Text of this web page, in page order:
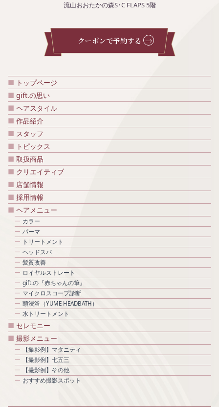
流山おおたかの森S･C FLAPS 5階
クーポンで予約する
トップページ
gift.の思い
ヘアスタイル
作品紹介
スタッフ
トピックス
取扱商品
クリエイティブ
店舗情報
採用情報
ヘアメニュー
カラー
パーマ
トリートメント
ヘッドスパ
髪質改善
ロイヤルストレート
gift.の『赤ちゃんの筆』
マイクロスコープ診断
頭浸浴（YUME HEADBATH）
水トリートメント
セレモニー
撮影メニュー
【撮影例】マタニティ
【撮影例】七五三
【撮影例】その他
おすすめ撮影スポット